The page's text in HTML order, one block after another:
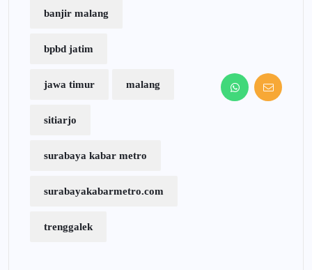
banjir malang
bpbd jatim
jawa timur malang
sitiarjo
surabaya kabar metro
surabayakabarmetro.com
trenggalek